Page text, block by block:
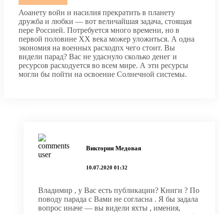
Аоанету войн и насилия прекратить в планету
дружба и любки — вот величайшая задача, стоящая
пере Россией. Потребуется много времени, но в
первой половине ХХ века можер уложиться. А одна
экономия на военных расходпх чего стоит. Вы
видели парад? Вас не удаснуло сколько денег и
ресурсов расходуется во всем мире. А эти ресурсы
могли бы пойти на освоение Солнечной системы.
Виктория Медовая
10.07.2020 01:32
Владимир , у Вас есть публикации? Книги ? По
поводу парада с Вами не согласна . Я бы задала
вопрос иначе — вы видели яхты , имения,